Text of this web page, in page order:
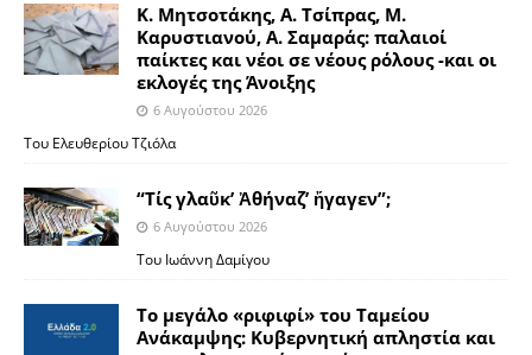
Κ. Μητσοτάκης, Α. Τσίπρας, Μ.
Καρυστιανού, Α. Σαμαράς: παλαιοί
παίκτες και νέοι σε νέους ρόλους -και οι
εκλογές της Άνοιξης
6 Αυγούστου 2026
Του Ελευθερίου Τζιόλα
“Τίς γλαῦκ’ Ἀθήναζ’ ἤγαγεν”;
6 Αυγούστου 2026
Του Ιωάννη Δαμίγου
Το μεγάλο «ριφιφί» του Ταμείου
Ανάκαμψης: Κυβερνητική απληστία και